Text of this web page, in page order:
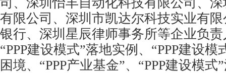
有限公司、深圳市凯达尔科技实业有
银行、深圳星辰律师事务所等企业负
“PPP建设模式”落地实例、“PPP建设模
困境、“PPP产业基金”、“PPP建设模式